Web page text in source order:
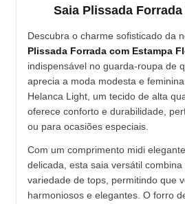
Saia Plissada
Descubra o charme sofisticado da
Plissada Forrada com Estampa
indispensável no guarda-roupa de
aprecia a moda modesta e
Helanca Light, um tecido de alta
oferece conforto e durabilidade,
ou para ocasiões especiais.
Com um comprimento midi
delicada, esta saia versátil
variedade de tops, permitindo que
harmoniosos e elegantes. O forro